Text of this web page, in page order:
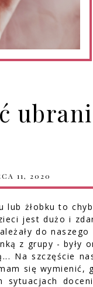
11, 2020
lub żłobku to
jest dużo i
do naszego
z grupy - były
Na szczęście
się wymienić,
sytuacjach